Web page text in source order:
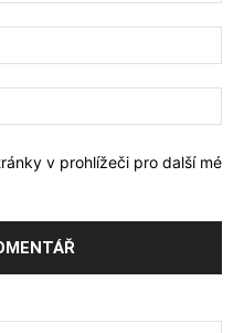
v prohlížeči pro další mé